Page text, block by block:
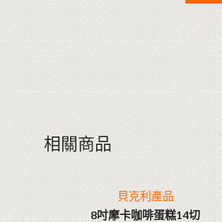
相關商品
貝克利產品
8吋摩卡咖啡蛋糕14切